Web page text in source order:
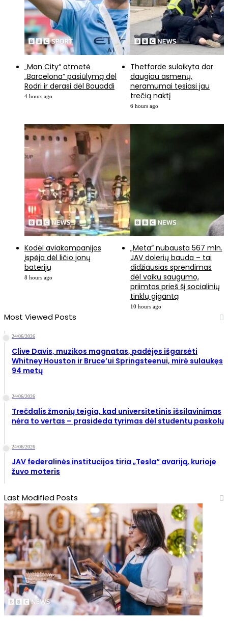
„Man City“ atmetė
„Barcelona“ pasiūlymą dėl
Rodri ir derasi dėl Bouaddi
4 hours ago
Thetforde sulaikyta dar
daugiau asmenų,
neramumai tęsiasi jau
trečią naktį
6 hours ago
Kodėl aviakompanijos
įspėja dėl ličio jonų
baterijų
8 hours ago
„Meta“ nubausta 567 mln.
JAV dolerių bauda – tai
didžiausias sprendimas
dėl vaikų saugumo,
priimtas prieš šį socialinių
tinklų gigantą
10 hours ago
Most Viewed Posts
24/06/2026
Clive Davis, muzikos magnatas, padėjęs išgarsėti
Whitney Houston ir Bruce’ui Springsteenui, mirė sulaukęs
94 metų
24/06/2026
Trečdalis žmonių teigia, kad universitetinis išsilavinimas
nėra to vertas – prasideda tyrimas dėl studentų paskolų
24/06/2026
JAV federalinės institucijos tiria „Tesla“ avariją, kurioje
žuvo moteris
Last Modified Posts